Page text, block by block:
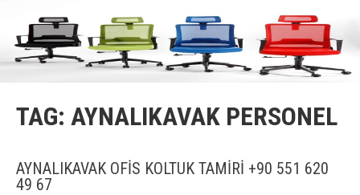
TAG: AYNALIKAVAK PERSONEL
AYNALIKAVAK OFIS KOLTUK TAMIRI +90 551 620
49 67